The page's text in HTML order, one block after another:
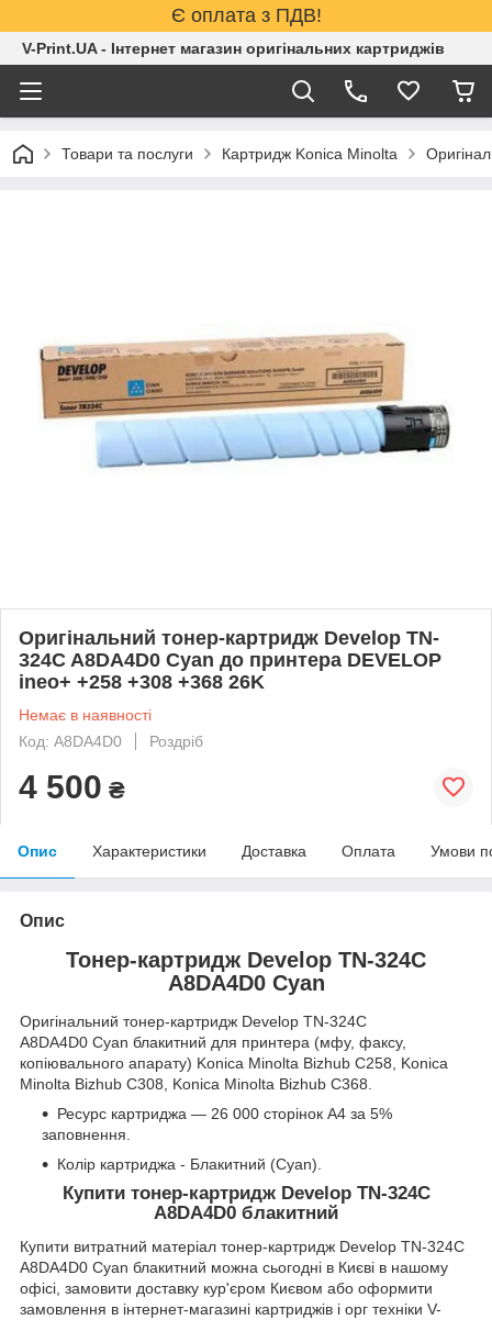
Є оплата з ПДВ!
V-Print.UA - Інтернет магазин оригінальних картриджів
Товари та послуги Картридж Konica Minolta
Оригінальний тонер-картридж Develop TN-
324C A8DA4D0 Cyan до принтера DEVELOP
ineo+ +258 +308 +368 26K
Немає в наявності
Код: A8DA4D0
Роздріб
4 500 ₴
Опис Характеристики Доставка Оплата Умови
Опис
Тонер-картридж Develop TN-324C
A8DA4D0 Cyan
Оригінальний тонер-картридж Develop TN-324C
A8DA4D0 Cyan блакитний для принтера (мфу, факсу,
копіювального апарату) Konica Minolta Bizhub C258, Konica
Minolta Bizhub C308, Konica Minolta Bizhub C368.
Ресурс картриджа — 26 000 сторінок А4 за 5%
заповнення.
Колір картриджа - Блакитний (Cyan).
Купити тонер-картридж Develop TN-324C
A8DA4D0 блакитний
Купити витратний матеріал тонер-картридж Develop TN-324C
A8DA4D0 Cyan блакитний можна сьогодні в Києві в нашому
офісі, замовити доставку кур'єром Києвом або оформити
замовлення в інтернет-магазині картриджів і орг техніки V-